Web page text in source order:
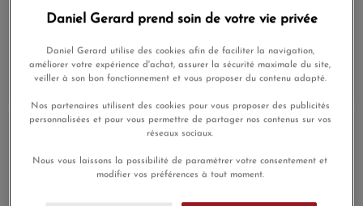
Collier La Marquisette
diamants
1 370,00 €
1 096,00 €
Bracelet La Marquisette
diamants
912,00 €
En Stock
Daniel Gerard prend soin de votre vie privée
Daniel Gerard utilise des cookies afin de faciliter la navigation,
améliorer votre expérience d'achat, assurer la sécurité maximale du site,
veiller à son bon fonctionnement et vous proposer du contenu adapté.
Nos partenaires utilisent des cookies pour vous proposer des publicités
personnalisées et pour vous permettre de partager nos contenus sur vos
réseaux sociaux.
Nous vous laissons la possibilité de paramétrer votre consentement et
modifier vos préférences à tout moment.